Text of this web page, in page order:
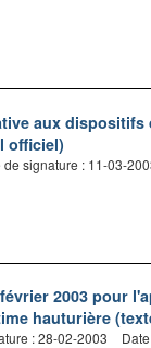
aux
officiel)
de signature : 11-03-
2003 pour
hauturière
: 28-02-2003